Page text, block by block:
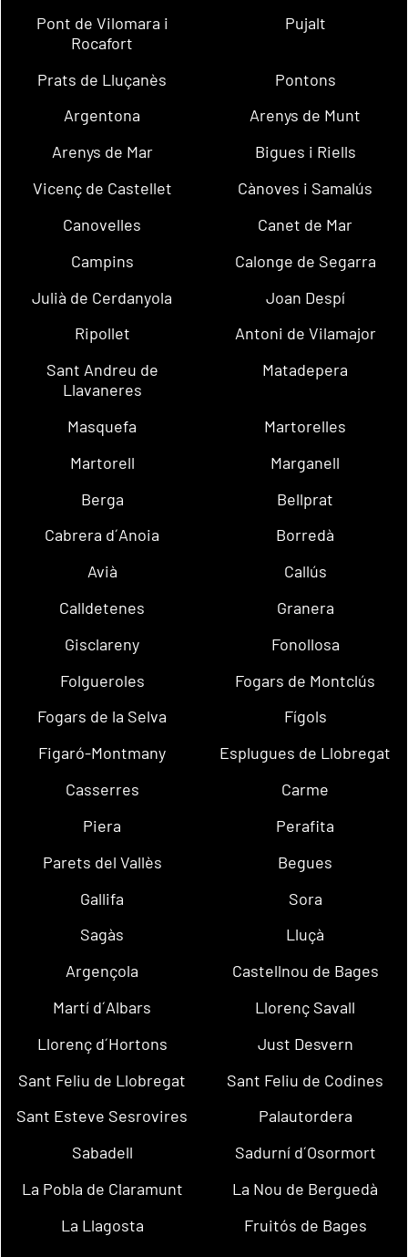
Pont de Vilomara i
Rocafort
Pujalt
Prats de Lluçanès
Pontons
Argentona
Arenys de Munt
Arenys de Mar
Bigues i Riells
Vicenç de Castellet
Cànoves i Samalús
Canovelles
Canet de Mar
Campins
Calonge de Segarra
Julià de Cerdanyola
Joan Despí
Ripollet
Antoni de Vilamajor
Sant Andreu de
Llavaneres
Matadepera
Masquefa
Martorelles
Martorell
Marganell
Berga
Bellprat
Cabrera d´Anoia
Borredà
Avià
Callús
Calldetenes
Granera
Gisclareny
Fonollosa
Folgueroles
Fogars de Montclús
Fogars de la Selva
Fígols
Figaró-Montmany
Esplugues de Llobregat
Casserres
Carme
Piera
Perafita
Parets del Vallès
Begues
Gallifa
Sora
Sagàs
Lluçà
Argençola
Castellnou de Bages
Martí d´Albars
Llorenç Savall
Llorenç d´Hortons
Just Desvern
Sant Feliu de Llobregat
Sant Feliu de Codines
Sant Esteve Sesrovires
Palautordera
Sabadell
Sadurní d´Osormort
La Pobla de Claramunt
La Nou de Berguedà
La Llagosta
Fruitós de Bages